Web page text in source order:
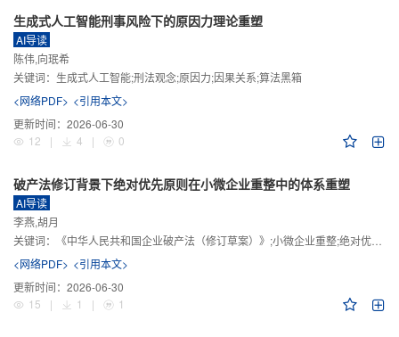
生成式人工智能刑事风险下的原因力理论重塑
AI导读
陈伟,向珉希
关键词： 生成式人工智能;刑法观念;原因力;因果关系;算法黑箱
<网络PDF> <引用本文>
更新时间： 2026-06-30
12
| 4 | 0
破产法修订背景下绝对优先原则在小微企业重整中的体系重塑
AI导读
李燕,胡月
关键词：
《中华人民共和国企业破产法（修订草案）》;小微企业重整;绝对优先原则;股东权益保留;预期可支配收入标准
<网络PDF> <引用本文>
更新时间： 2026-06-30
15
| 1 | 1